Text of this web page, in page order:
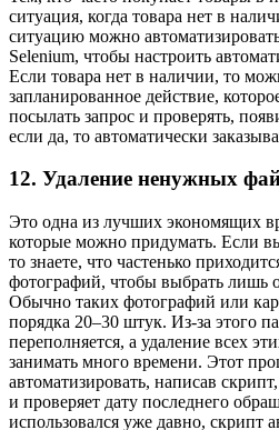
ситуация, когда товара нет в
ситуацию можно
Selenium, чтобы настроить
Если товара нет в наличии, то
запланированное действие,
посылать запрос и проверять,
если да, то автоматически
12. Удаление ненужных
Это одна из лучших экономящих
которые можно придумать. Если
то знаете, что частенько
фотографий, чтобы выбрать лишь
Обычно таких фотографий или
порядка 20–30 штук. Из-за этого
переполняется, а удаление всех
занимать много времени. Этот
автоматизировать, написав
и проверяет дату последнего
использовался уже давно, скрипт